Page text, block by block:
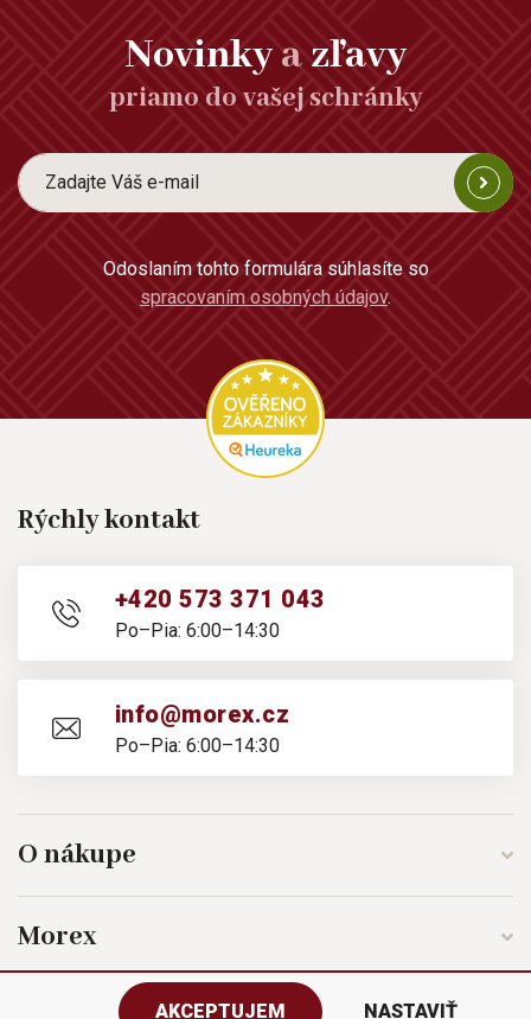
Novinkyazľavy
priamo do vašej schránky
Odoslaním tohto formulára súhlasíte so
spracovaním osobných údajov.
Rýchly kontakt
+420 573 371 043
Po–Pia: 6:00–14:30
info@morex.cz
Po–Pia: 6:00–14:30
O nákupe
Morex
AKCEPTUJEM NASTAVIŤ